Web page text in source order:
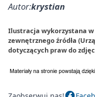
Autor:krystian
Ilustracja wykorzystana
zewnętrznego źródła
dotyczących praw do